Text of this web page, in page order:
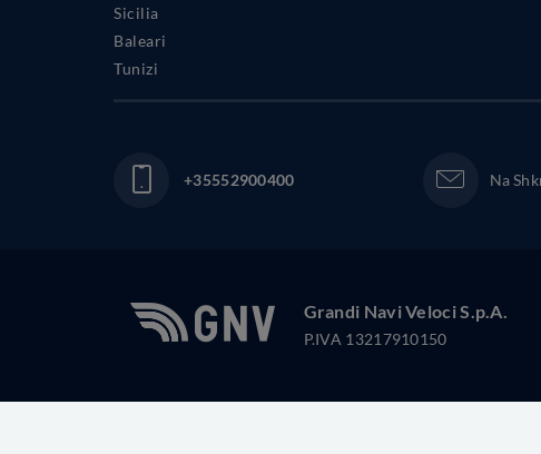
Sicilia
Baleari
Tunizi
+35552900400 Na
Grandi Navi Veloci S.p.A.
P.IVA 13217910150